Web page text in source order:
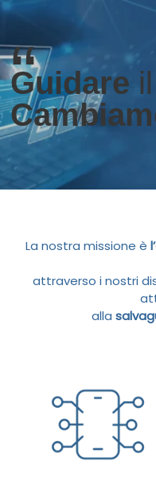
“
Guidare il
La nostra missione è
attraverso i nostri
alla